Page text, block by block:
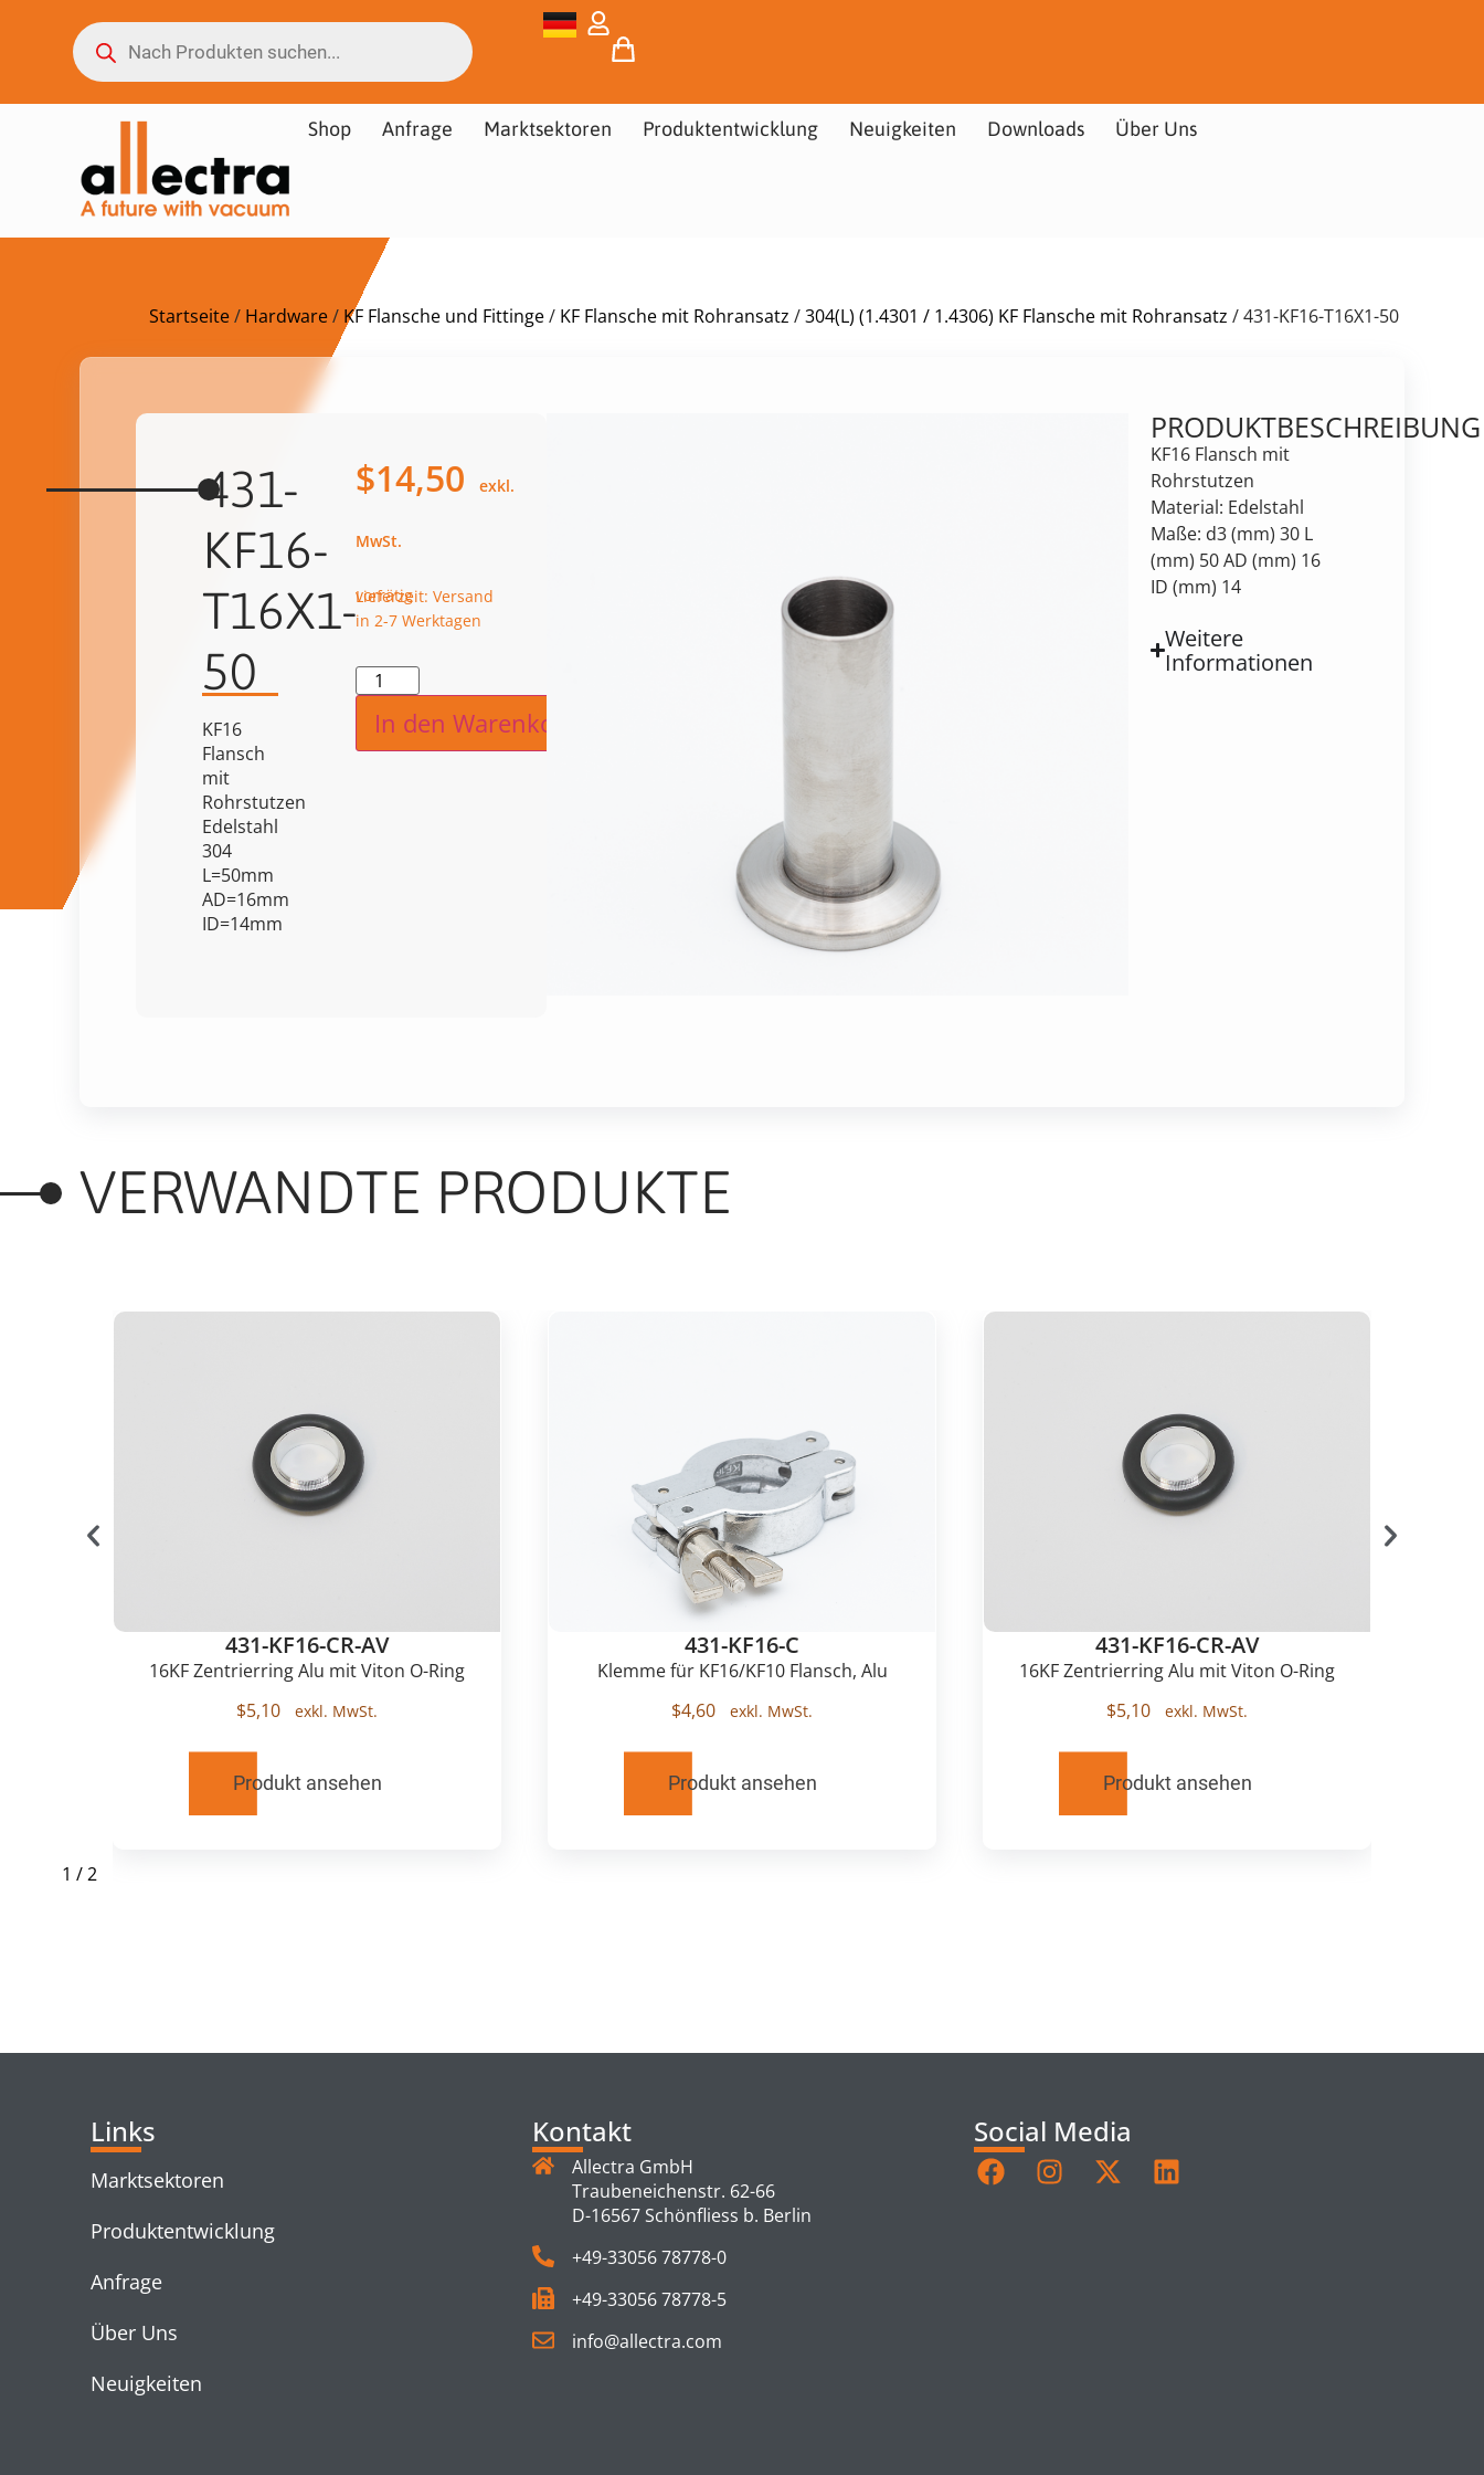
Shop Anfrage Marktsektoren Produktentwicklung Neuigkeiten Downloads Über Uns
Startseite/ Hardware/ KF Flansche und Fittinge/ KF Flansche mit Rohransatz /304(L) (1.4301 / 1.4306) KF Flansche mit Rohransatz / 431-KF16-T16X1-50
431-
KF16-
T16X1-
50
KF16
Flansch
mit
Rohrstutzen
Edelstahl
304
L=50mm
AD=16mm
ID=14mm
$14,50
vorrätig
Lieferzeit: Versand
in 2-7 Werktagen
In den Warenkorb
PRODUKTBESCHREIBUNG
KF16 Flansch mit
Rohrstutzen
Material: Edelstahl
Maße: d3 (mm) 30 L
(mm) 50 AD (mm) 16
ID (mm) 14
Weitere
Informationen
VERWANDTE PRODUKTE
431-KF16-CR-AV
16KF Zentrierring Alu mit Viton O-Ring
$5,10
Produkt ansehen
431-KF16-C
Klemme für KF16/KF10 Flansch, Alu
$4,60
Produkt ansehen
431-KF16-CR-AV
16KF Zentrierring Alu mit Viton O-Ring
$5,10
Produkt ansehen
1 /2
Links
Marktsektoren
Produktentwicklung
Anfrage
Über Uns
Neuigkeiten
Kontakt
Allectra GmbH
Traubeneichenstr. 62-66
D-16567 Schönfliess b. Berlin
+49-33056 78778-0
+49-33056 78778-5
info@allectra.com
Social Media